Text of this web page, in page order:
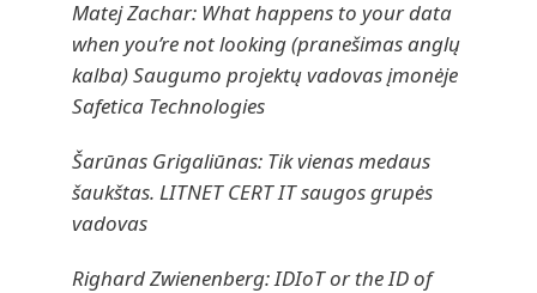
Matej Zachar: What happens to your data
when you’re not looking (pranešimas anglų
kalba) Saugumo projektų vadovas įmonėje
Safetica Technologies
Šarūnas Grigaliūnas: Tik vienas medaus
šaukštas. LITNET CERT IT saugos grupės
vadovas
Righard Zwienenberg: IDIoT or the ID of